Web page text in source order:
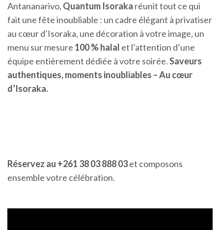
Antananarivo, Quantum Isoraka réunit tout ce qui
fait une fête inoubliable : un cadre élégant à privatiser
au cœur d’Isoraka, une décoration à votre image, un
menu sur mesure 100 % halal et l’attention d’une
équipe entièrement dédiée à votre soirée.Saveurs
authentiques, moments inoubliables – Au cœur
d’Isoraka.
Réservez au +261 38 03 888 03et composons
ensemble votre célébration.